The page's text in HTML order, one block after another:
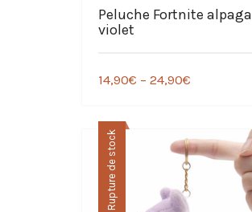
Peluche Fortnite alpaga
violet
14,90€ – 24,90€
Rupture de stock